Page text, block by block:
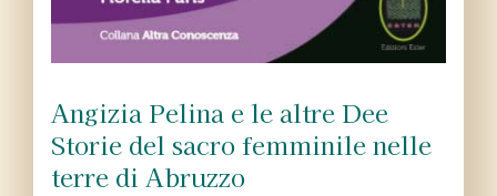
Angizia Pelina e le altre Dee
Storie del sacro femminile nelle
terre di Abruzzo